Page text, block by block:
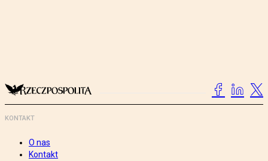
KONTAKT
O nas
Kontakt